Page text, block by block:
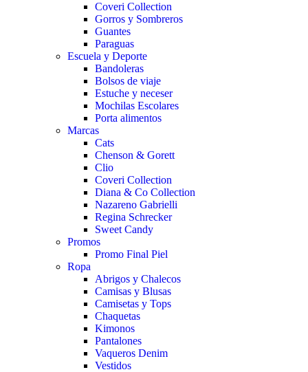
Coveri Collection
Gorros y Sombreros
Guantes
Paraguas
Escuela y Deporte
Bandoleras
Bolsos de viaje
Estuche y neceser
Mochilas Escolares
Porta alimentos
Marcas
Cats
Chenson & Gorett
Clio
Coveri Collection
Diana & Co Collection
Nazareno Gabrielli
Regina Schrecker
Sweet Candy
Promos
Promo Final Piel
Ropa
Abrigos y Chalecos
Camisas y Blusas
Camisetas y Tops
Chaquetas
Kimonos
Pantalones
Vaqueros Denim
Vestidos